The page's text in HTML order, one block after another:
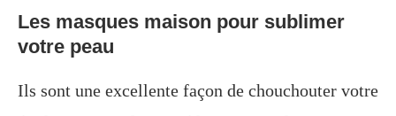
Les masques maison pour sublimer
votre peau
Ils sont une excellente façon de chouchouter votre